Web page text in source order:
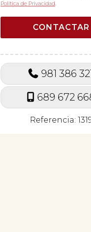
Política de Privacidad.
981 386
689 672
Referencia: